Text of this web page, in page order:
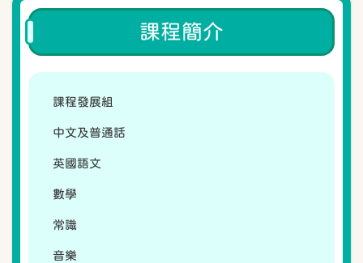
課程簡介
課程發展組
中文及普通話
英國語文
數學
常識
音樂